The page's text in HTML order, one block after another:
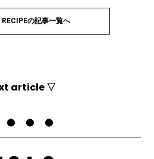
RECIPEの記事一覧へ
article ▽